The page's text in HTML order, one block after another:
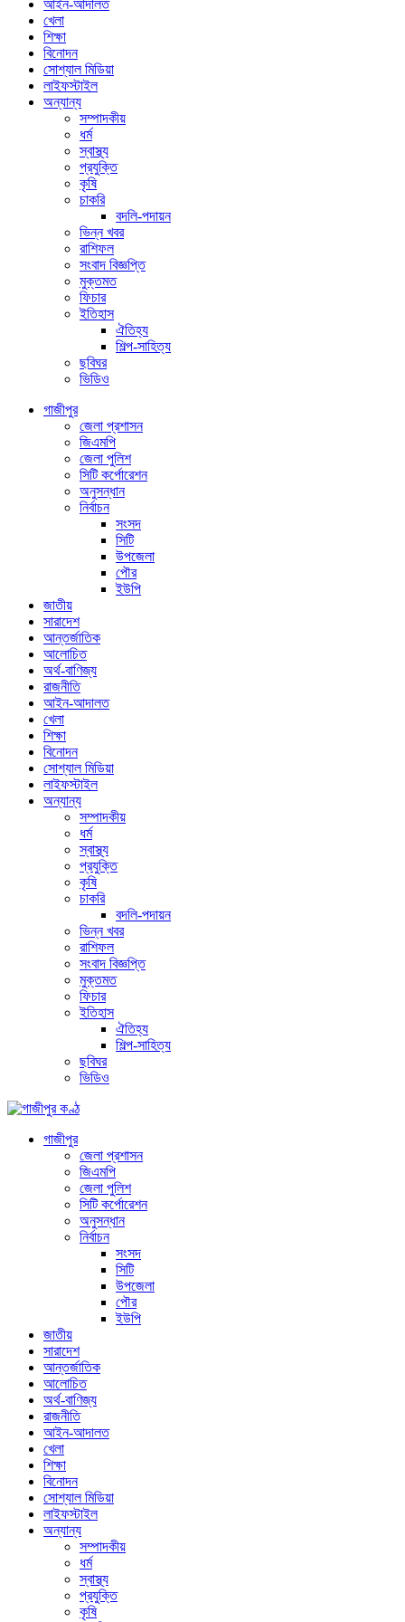
আইন-আদালত
খেলা
শিক্ষা
বিনোদন
সোশ্যাল মিডিয়া
লাইফস্টাইল
অন্যান্য
সম্পাদকীয়
ধর্ম
স্বাস্থ্য
প্রযুক্তি
কৃষি
চাকরি
বদলি-পদায়ন
ভিন্ন খবর
রাশিফল
সংবাদ বিজ্ঞপ্তি
মুক্তমত
ফিচার
ইতিহাস
ঐতিহ্য
শিল্প-সাহিত্য
ছবিঘর
ভিডিও
গাজীপুর
জেলা প্রশাসন
জিএমপি
জেলা পুলিশ
সিটি কর্পোরেশন
অনুসন্ধান
নির্বাচন
সংসদ
সিটি
উপজেলা
পৌর
ইউপি
জাতীয়
সারাদেশ
আন্তর্জাতিক
আলোচিত
অর্থ-বাণিজ্য
রাজনীতি
আইন-আদালত
খেলা
শিক্ষা
বিনোদন
সোশ্যাল মিডিয়া
লাইফস্টাইল
অন্যান্য
সম্পাদকীয়
ধর্ম
স্বাস্থ্য
প্রযুক্তি
কৃষি
চাকরি
বদলি-পদায়ন
ভিন্ন খবর
রাশিফল
সংবাদ বিজ্ঞপ্তি
মুক্তমত
ফিচার
ইতিহাস
ঐতিহ্য
শিল্প-সাহিত্য
ছবিঘর
ভিডিও
গাজীপুর
জেলা প্রশাসন
জিএমপি
জেলা পুলিশ
সিটি কর্পোরেশন
অনুসন্ধান
নির্বাচন
সংসদ
সিটি
উপজেলা
পৌর
ইউপি
জাতীয়
সারাদেশ
আন্তর্জাতিক
আলোচিত
অর্থ-বাণিজ্য
রাজনীতি
আইন-আদালত
খেলা
শিক্ষা
বিনোদন
সোশ্যাল মিডিয়া
লাইফস্টাইল
অন্যান্য
সম্পাদকীয়
ধর্ম
স্বাস্থ্য
প্রযুক্তি
কৃষি